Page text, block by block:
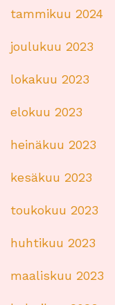
tammikuu 2024
joulukuu 2023
lokakuu 2023
elokuu 2023
heinäkuu 2023
kesäkuu 2023
toukokuu 2023
huhtikuu 2023
maaliskuu 2023